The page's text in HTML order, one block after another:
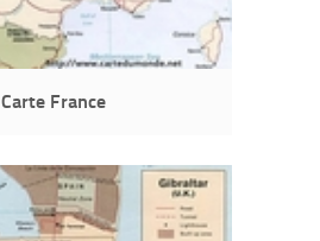
Carte France